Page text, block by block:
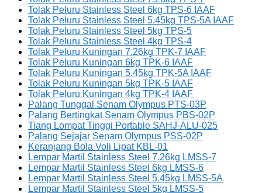
Tolak Peluru Stainless Steel 6kg TPS-6 IAAF
Tolak Peluru Stainless Steel 5.45kg TPS-5A IAAF
Tolak Peluru Stainless Steel 5kg TPS-5
Tolak Peluru Stainless Steel 4kg TPS-4
Tolak Peluru Kuningan 7.26kg TPK-7 IAAF
Tolak Peluru Kuningan 6kg TPK-6 IAAF
Tolak Peluru Kuningan 5.45kg TPK-5A IAAF
Tolak Peluru Kuningan 5kg TPK-5 IAAF
Tolak Peluru Kuningan 4kg TPK-4 IAAF
Palang Tunggal Senam Olympus PTS-03P
Palang Bertingkat Senam Olympus PBS-02P
Tiang Lompat Tinggi Portable SAHJ-ALU-025
Palang Sejajar Senam Olympus PSS-02P
Keranjang Bola Voli Lipat KBL-01
Lempar Martil Stainless Steel 7.26kg LMSS-7
Lempar Martil Stainless Steel 6kg LMSS-6
Lempar Martil Stainless Steel 5.45kg LMSS-5A
Lempar Martil Stainless Steel 5kg LMSS-5